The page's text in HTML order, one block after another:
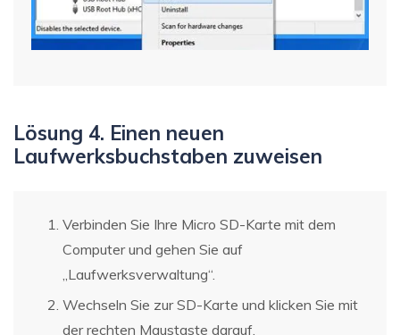
Lösung 4. Einen neuen
Laufwerksbuchstaben zuweisen
Verbinden Sie Ihre Micro SD-Karte mit dem
Computer und gehen Sie auf
„Laufwerksverwaltung“.
Wechseln Sie zur SD-Karte und klicken Sie mit
der rechten Maustaste darauf.